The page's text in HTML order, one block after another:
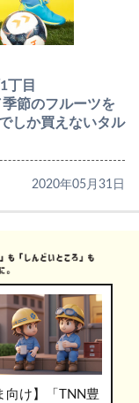
丁目
季節のフルーツを
しか買えないタル
2020年05月31日
向け】「TNN豊